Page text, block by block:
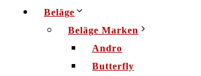
Beläge
Beläge Marken
Andro
Butterfly